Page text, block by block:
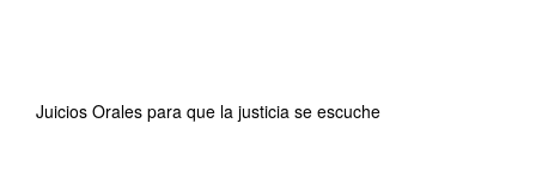
Juicios Orales para que la justicia se escuche